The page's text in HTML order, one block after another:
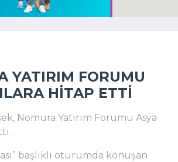
YATIRIM FORUMU
HITAP ETTI
Nomura Yatırım Forumu Asya
başlıklı oturumda konuşan